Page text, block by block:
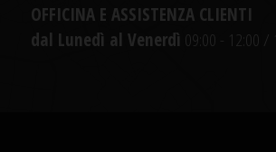
OFFICINA E ASSISTENZA CLIENTI
dal Lunedì al Venerdì 09:00 - 12:00 /